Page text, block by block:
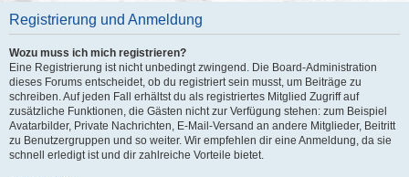
Registrierung und Anmeldung
Wozu muss ich mich registrieren?
Eine Registrierung ist nicht unbedingt zwingend. Die Board-Administration
dieses Forums entscheidet, ob du registriert sein musst, um Beiträge zu
schreiben. Auf jeden Fall erhältst du als registriertes Mitglied Zugriff auf
zusätzliche Funktionen, die Gästen nicht zur Verfügung stehen: zum Beispiel
Avatarbilder, Private Nachrichten, E-Mail-Versand an andere Mitglieder, Beitritt
zu Benutzergruppen und so weiter. Wir empfehlen dir eine Anmeldung, da sie
schnell erledigt ist und dir zahlreiche Vorteile bietet.